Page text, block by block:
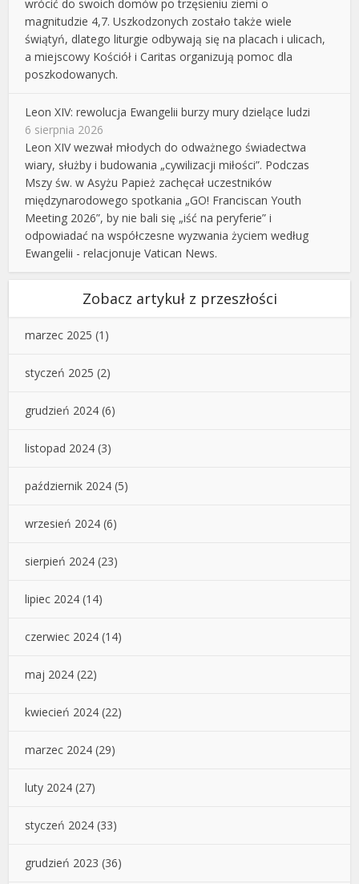
wrócić do swoich domów po trzęsieniu ziemi o
magnitudzie 4,7. Uszkodzonych zostało także wiele
świątyń, dlatego liturgie odbywają się na placach i ulicach,
a miejscowy Kościół i Caritas organizują pomoc dla
poszkodowanych.
Leon XIV: rewolucja Ewangelii burzy mury dzielące ludzi
6 sierpnia 2026
Leon XIV wezwał młodych do odważnego świadectwa
wiary, służby i budowania „cywilizacji miłości”. Podczas
Mszy św. w Asyżu Papież zachęcał uczestników
międzynarodowego spotkania „GO! Franciscan Youth
Meeting 2026”, by nie bali się „iść na peryferie” i
odpowiadać na współczesne wyzwania życiem według
Ewangelii - relacjonuje Vatican News.
Zobacz artykuł z przeszłości
marzec 2025 (1)
styczeń 2025 (2)
grudzień 2024 (6)
listopad 2024 (3)
październik 2024 (5)
wrzesień 2024 (6)
sierpień 2024 (23)
lipiec 2024 (14)
czerwiec 2024 (14)
maj 2024 (22)
kwiecień 2024 (22)
marzec 2024 (29)
luty 2024 (27)
styczeń 2024 (33)
grudzień 2023 (36)